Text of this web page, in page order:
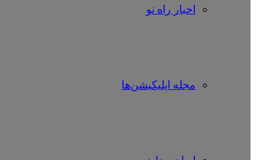
اخبار راه نو
مجله اپلیکیشن‌ها